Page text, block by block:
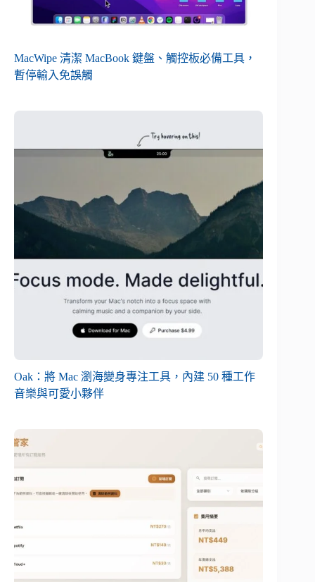
MacWipe 清潔 MacBook 鍵盤、觸控板必備工具，
暫停輸入免誤觸
Oak：將 Mac 瀏海變身專注工具，內建 50 種工作
音樂與可愛小夥伴